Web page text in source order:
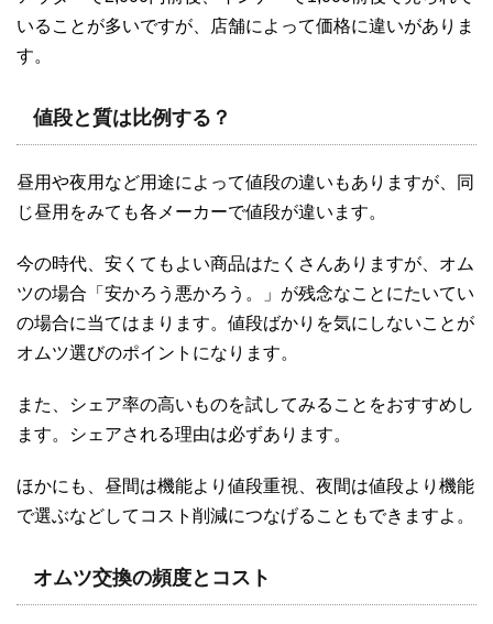
いることが多いですが、店舗によって価格に違いがありま
す。
値段と質は比例する？
昼用や夜用など用途によって値段の違いもありますが、同
じ昼用をみても各メーカーで値段が違います。
今の時代、安くてもよい商品はたくさんありますが、オム
ツの場合「安かろう悪かろう。」が残念なことにたいてい
の場合に当てはまります。値段ばかりを気にしないことが
オムツ選びのポイントになります。
また、シェア率の高いものを試してみることをおすすめし
ます。シェアされる理由は必ずあります。
ほかにも、昼間は機能より値段重視、夜間は値段より機能
で選ぶなどしてコスト削減につなげることもできますよ。
オムツ交換の頻度とコスト